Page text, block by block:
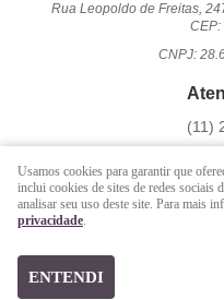
Rua Leopoldo de Freitas,
CNPJ:
(11)
Seg a Sex - 09 hrs às
Usamos cookies para garantir que
inclui cookies de sites de redes sociais
analisar seu uso deste site. Para mais
privacidade.
ENTENDI